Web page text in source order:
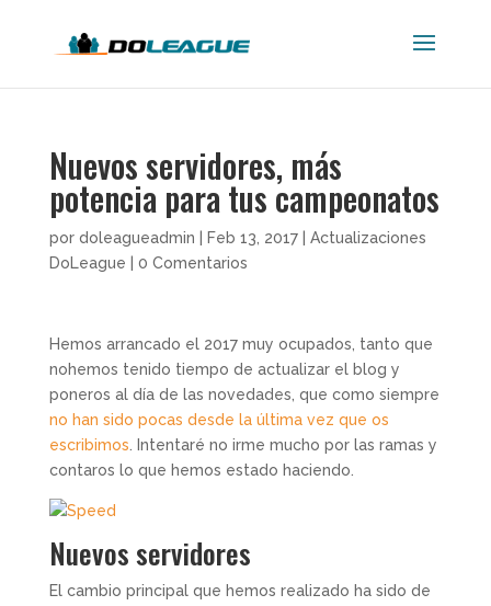
Nuevos servidores, más
potencia para tus campeonatos
por doleagueadmin Feb 13, 2017| Actualizaciones
DoLeague
0 Comentarios
Hemos arrancado el 2017 muy ocupados, tanto que
nohemos tenido tiempo de actualizar el blog y
poneros al día de las novedades, que como siempre
no han sido pocas desde la última vez que os
escribimos . Intentaré no irme mucho por las ramas y
contaros lo que hemos estado haciendo.
Nuevos servidores
El cambio principal que hemos realizado ha sido de